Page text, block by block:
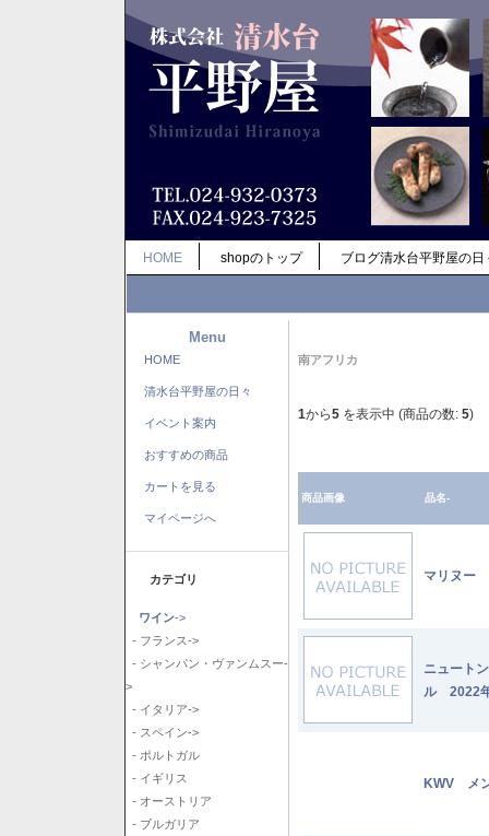
HOME shopのトップ ブログ清水台平野屋の日
Menu
HOME
清水台平野屋の日々
イベント案内
おすすめの商品
カートを見る
マイページへ
カテゴリ
ワイン->
- フランス->
- シャンパン・ヴァンムスー-
>
- イタリア->
- スペイン->
- ポルトガル
- イギリス
- オーストリア
- ブルガリア
南アフリカ
1から5 を表示中 (商品の数: 5)
商品画像 品名-
マリヌー
ニュート
ル 2022
KWV メ